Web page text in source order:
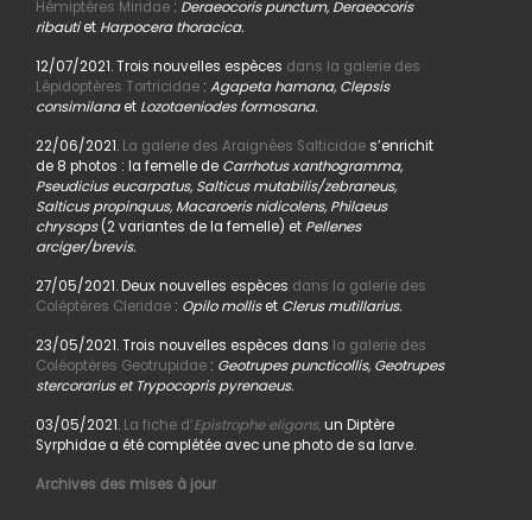
Hémiptères Miridae: Deraeocoris punctum, Deraeocoris
ribautiet Harpocera thoracica.
12/07/2021. Trois nouvelles espèces dans la galerie des
Lépidoptères Tortricidae: Agapeta hamana, Clepsis
consimilanaet Lozotaeniodes formosana.
22/06/2021. La galerie des Araignées Salticidaes’enrichit
de 8 photos : la femelle de Carrhotus xanthogramma,
Pseudicius eucarpatus, Salticus mutabilis/zebraneus,
Salticus propinquus, Macaroeris nidicolens, Philaeus
chrysops(2 variantes de la femelle) et Pellenes
arciger/brevis.
27/05/2021. Deux nouvelles espèces dans la galerie des
Coléptères Cleridae: Opilo molliset Clerus mutillarius.
23/05/2021. Trois nouvelles espèces dans la galerie des
Coléoptères Geotrupidae: Geotrupes puncticollis, Geotrupes
stercorarius et Trypocopris pyrenaeus.
03/05/2021. La fiche d’Epistrophe eligans,un Diptère
Syrphidae a été complétée avec une photo de sa larve.
Archives des mises à jour